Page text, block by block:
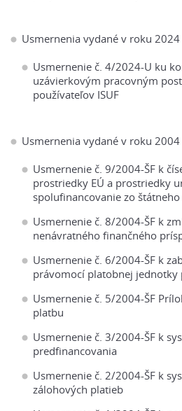
Usmernenia vydané v roku 2024
Usmernenie č. 4/2024-U ku
uzávierkovým pracovným
používateľov ISUF
Usmernenia vydané v roku 2004
Usmernenie č. 9/2004-ŠF k
prostriedky EÚ a prostriedky
spolufinancovanie zo
Usmernenie č. 8/2004-ŠF k
nenávratného finančného
Usmernenie č. 6/2004-ŠF k
právomocí platobnej jednotky
Usmernenie č. 5/2004-ŠF
platbu
Usmernenie č. 3/2004-ŠF k
predfinancovania
Usmernenie č. 2/2004-ŠF k
zálohových platieb